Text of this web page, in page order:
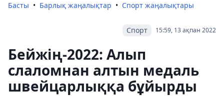
Басты Барлық жаңалықтар Спорт жаңалықтары
15:59, 13 ақпан 2022
Спорт
Бейжің-2022: Алып
слаломнан алтын медаль
швейцарлыққа бұйырды